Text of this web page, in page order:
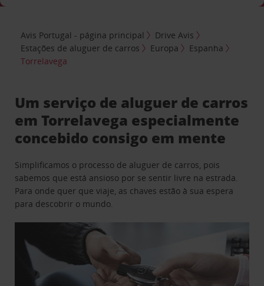
Avis Portugal - página principal
Drive Avis
Estações de aluguer de carros
Europa
Espanha
Torrelavega
Um serviço de aluguer de carros
em Torrelavega especialmente
concebido consigo em mente
Simplificamos o processo de aluguer de carros, pois
sabemos que está ansioso por se sentir livre na estrada.
Para onde quer que viaje, as chaves estão à sua espera
para descobrir o mundo.